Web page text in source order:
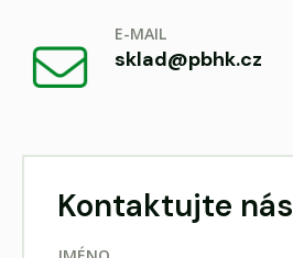
E-MAIL
sklad@pbhk.cz
Kontaktujte nás